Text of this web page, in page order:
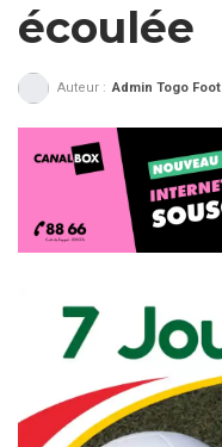
écoulée
Auteur : Admin Togo Foot